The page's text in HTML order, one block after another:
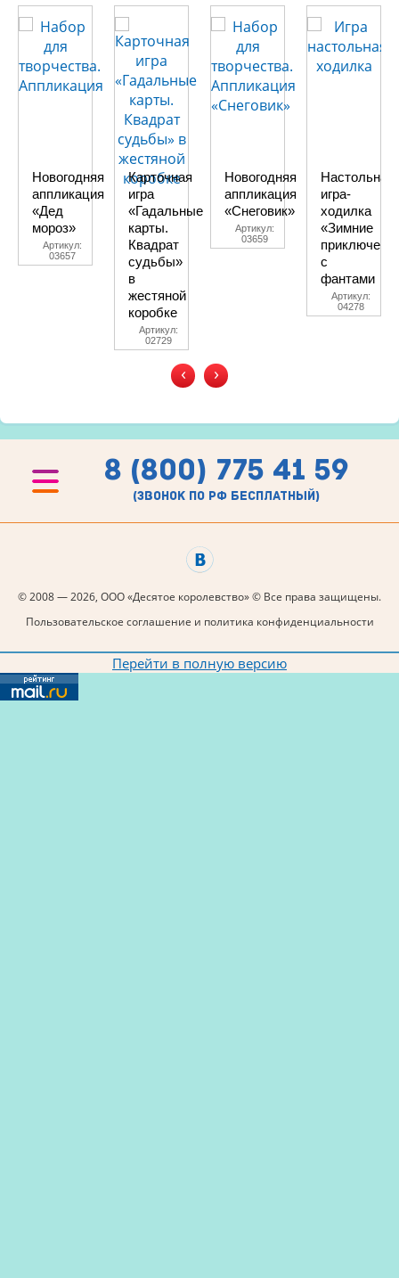
Новогодняя
аппликация
«Дед
мороз»
Артикул:
03657
Карточная
игра
«Гадальные
карты.
Квадрат
судьбы»
в
жестяной
коробке
Артикул:
02729
Новогодняя
аппликация
«Снеговик»
Артикул:
03659
Настольная
игра-
ходилка
«Зимние
с
фантами
Артикул:
04278
‹ ›
8 (800) 775 41 59
(звонок по рф бесплатный)
© 2008 — 2026, ООО «Десятое королевство» © Все права защищены.
Пользовательское соглашение и политика конфиденциальности
Перейти в полную версию